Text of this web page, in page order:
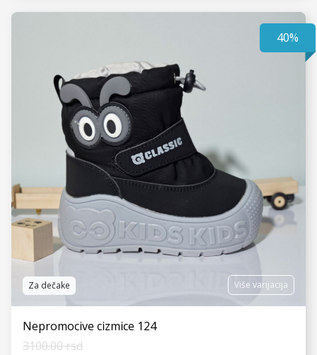
VIDI JOŠ
40%
Za dečake Više varijacija
Nepromocive cizmice 124
3100.00 rsd